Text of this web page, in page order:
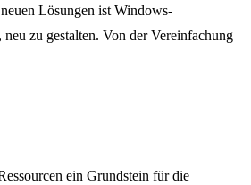
Lösungen ist Windows-
zu gestalten. Von der Vereinfachung
ein Grundstein für die